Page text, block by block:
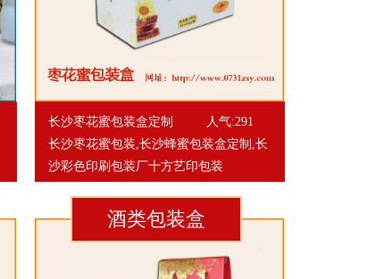
长沙枣花蜜包装盒定制
人气:291
长沙枣花蜜包装,长沙蜂蜜包装盒定制,长
沙彩色印刷包装厂十方艺印包装
酒类包装盒